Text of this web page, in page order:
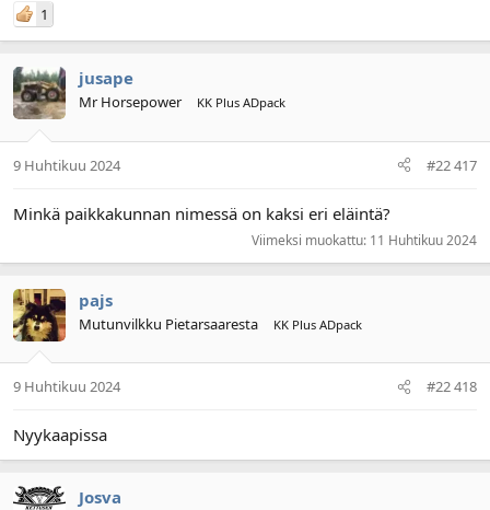
1
jusape
Mr Horsepower KK Plus ADpack
9 Huhtikuu 2024 #22 417
Minkä paikkakunnan nimessä on kaksi eri eläintä?
Viimeksi muokattu: 11 Huhtikuu 2024
pajs
Mutunvilkku Pietarsaaresta KK Plus ADpack
9 Huhtikuu 2024 #22 418
Nyykaapissa
Josva